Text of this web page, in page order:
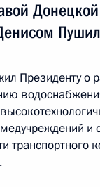
Президенту о
и
транспортного